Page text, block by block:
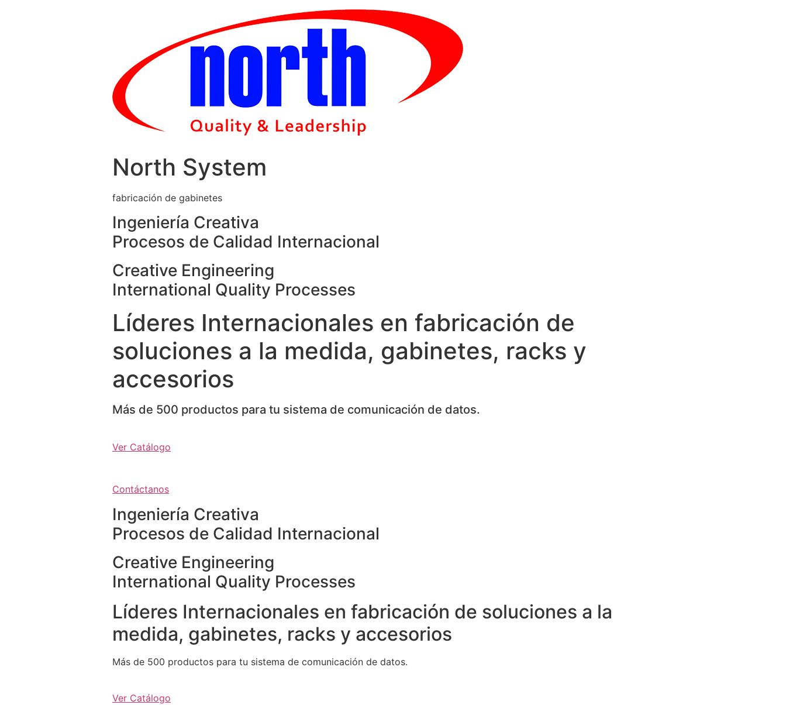
North System
fabricación de gabinetes
Ingeniería Creativa
Procesos de Calidad Internacional
Creative Engineering
International Quality Processes
Líderes Internacionales en fabricación de
soluciones a la medida, gabinetes, racks y
accesorios
Más de 500 productos para tu sistema de comunicación de datos.
Ver Catálogo
Contáctanos
Ingeniería Creativa
Procesos de Calidad Internacional
Creative Engineering
International Quality Processes
Líderes Internacionales en fabricación de soluciones a la
medida, gabinetes, racks y accesorios
Más de 500 productos para tu sistema de comunicación de datos.
Ver Catálogo